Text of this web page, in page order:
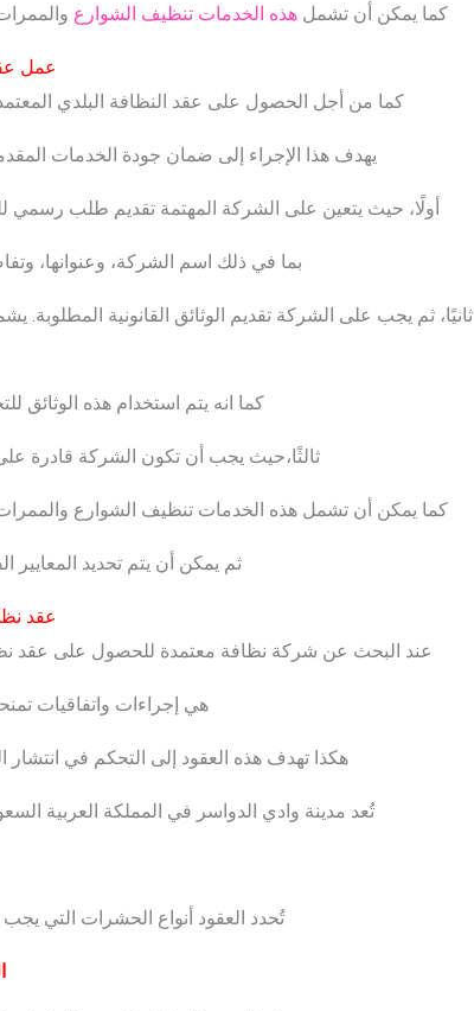
كما يمكن أن تشملهذه الخدمات تنظيف الشوارع
عمل
كما من أجل الحصول على عقد النظافة البلدي
يهدف هذا الإجراء إلى ضمان جودة الخدمات
أولًا، حيث يتعين على الشركة المهتمة تقديم طلب
بما في ذلك اسم الشركة، وعنوانها،
ثانيًا، ثم يجب على الشركة تقديم الوثائق القانونية
كما انه يتم استخدام هذه الوثائق
ثالثًا،حيث يجب أن تكون الشركة قادرة على
كما يمكن أن تشمل هذه الخدمات تنظيف الشوارع
ثم يمكن أن يتم تحديد المعايير
عقد
عند البحث عن شركة نظافة معتمدة للحصول على عقد
هي إجراءات واتفاقيات
هكذا تهدف هذه العقود إلى التحكم في
تُعد مدينة وادي الدواسر في المملكة العربية
تُحدد العقود أنواع الحشرات التي